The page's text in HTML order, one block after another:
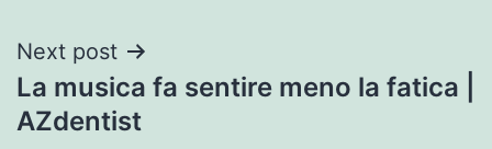
Next post
La musica fa sentire meno la fatica |
AZdentist